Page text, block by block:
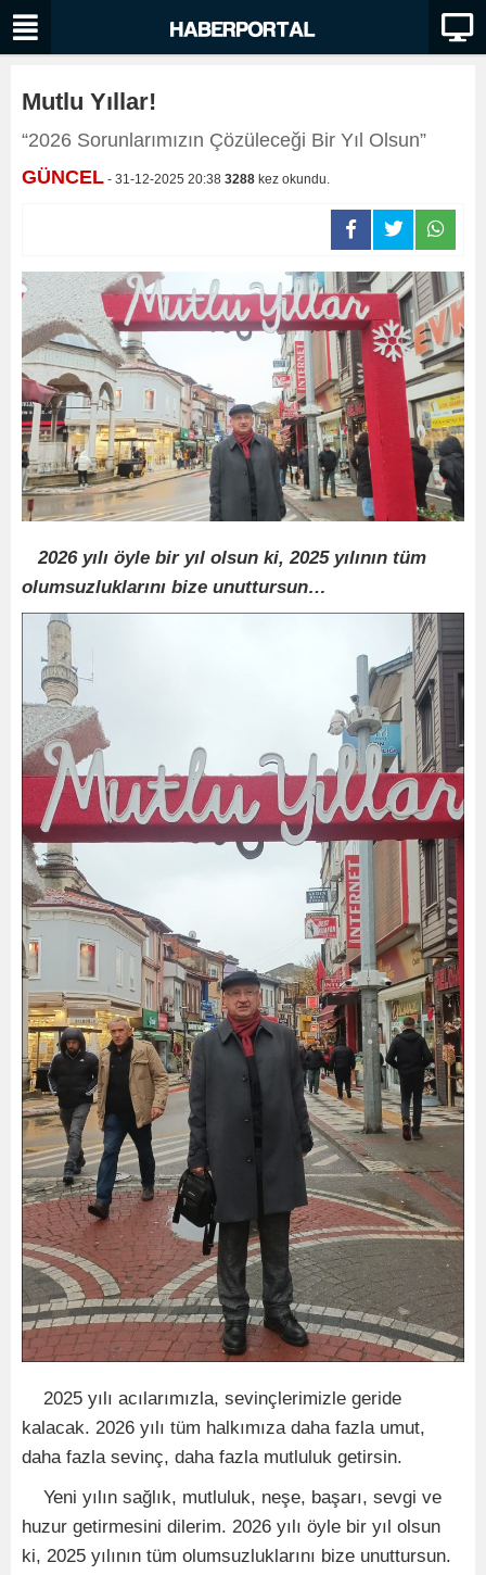
Mutlu Yıllar!
“2026 Sorunlarımızın Çözüleceği Bir Yıl Olsun”
GÜNCEL - 31-12-2025 20:38 3288 kez okundu.
2026 yılı öyle bir yıl olsun ki, 2025 yılının tüm
olumsuzluklarını bize unuttursun…
2025 yılı acılarımızla, sevinçlerimizle geride
kalacak. 2026 yılı tüm halkımıza daha fazla umut,
daha fazla sevinç, daha fazla mutluluk getirsin.
Yeni yılın sağlık, mutluluk, neşe, başarı, sevgi ve
huzur getirmesini dilerim. 2026 yılı öyle bir yıl olsun
ki, 2025 yılının tüm olumsuzluklarını bize unuttursun.